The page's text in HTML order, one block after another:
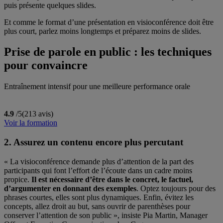
puis présente quelques slides.
Et comme le format d’une présentation en visioconférence doit être
plus court, parlez moins longtemps et préparez moins de slides.
Prise de parole en public : les techniques
pour convaincre
Entraînement intensif pour une meilleure performance orale
4.9 /5(213 avis)
Voir la formation
2. Assurez un contenu encore plus percutant
« La visioconférence demande plus d’attention de la part des
participants qui font l’effort de l’écoute dans un cadre moins
propice. Il est nécessaire d’être dans le concret, le factuel,
d’argumenter en donnant des exemples. Optez toujours pour des
phrases courtes, elles sont plus dynamiques. Enfin, évitez les
concepts, allez droit au but, sans ouvrir de parenthèses pour
conserver l’attention de son public », insiste Pia Martin, Manager